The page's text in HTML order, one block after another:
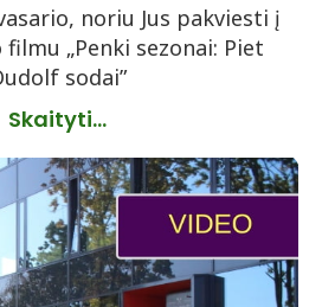
noriu Jus pakviesti į
„Penki sezonai: Piet
sodai”
Skaityti...